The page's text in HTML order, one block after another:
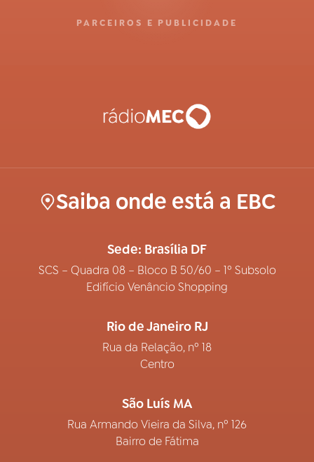
PARCEIROS E PUBLICIDADE
Saiba onde está a EBC
Sede: Brasília DF
SCS – Quadra 08 – Bloco B 50/60 – 1º Subsolo
Edifício Venâncio Shopping
Rio de Janeiro RJ
Rua da Relação, nº 18
Centro
São Luís MA
Rua Armando Vieira da Silva, nº 126
Bairro de Fátima